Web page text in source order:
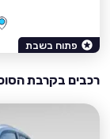
פתוח בשבת
רכבים בקרבת